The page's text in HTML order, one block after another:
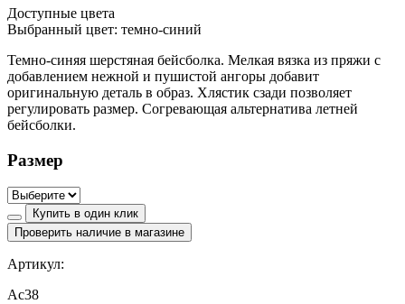
Доступные цвета
Выбранный цвет: темно-синий
Темно-синяя шерстяная бейсболка. Мелкая вязка из пряжи с
добавлением нежной и пушистой ангоры добавит
оригинальную деталь в образ. Хлястик сзади позволяет
регулировать размер. Согревающая альтернатива летней
бейсболки.
Размер
Купить в один клик
Проверить наличие в магазине
Артикул:
Ac38